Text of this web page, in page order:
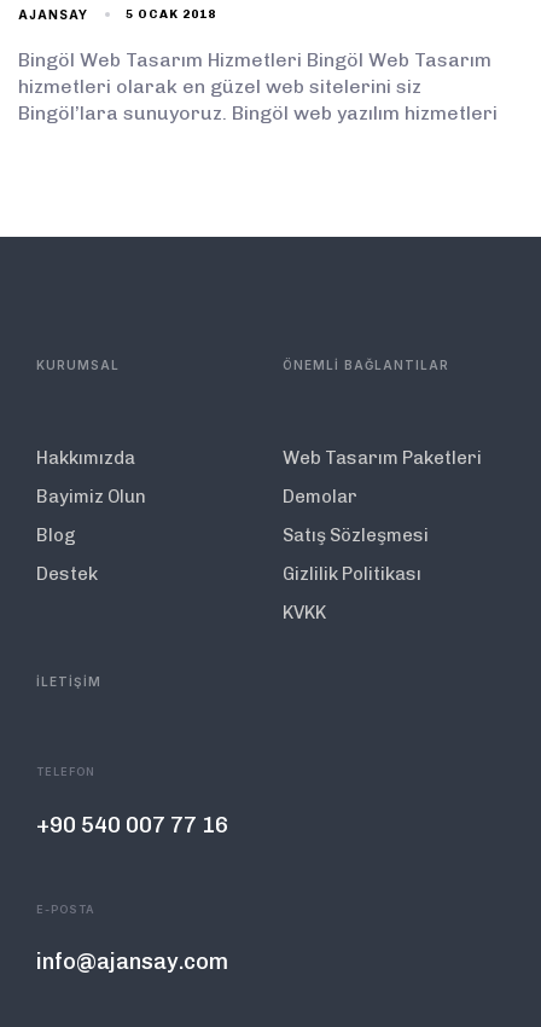
AJANSAY 5 OCAK 2018
Bingöl Web Tasarım Hizmetleri Bingöl Web Tasarım
hizmetleri olarak en güzel web sitelerini siz
Bingöl’lara sunuyoruz. Bingöl web yazılım hizmetleri
KURUMSAL
Hakkımızda
Bayimiz Olun
Blog
Destek
ÖNEMLİ BAĞLANTILAR
Web Tasarım Paketleri
Demolar
Satış Sözleşmesi
Gizlilik Politikası
KVKK
İLETİŞİM
TELEFON
+90 540 007 77 16
E-POSTA
info@ajansay.com